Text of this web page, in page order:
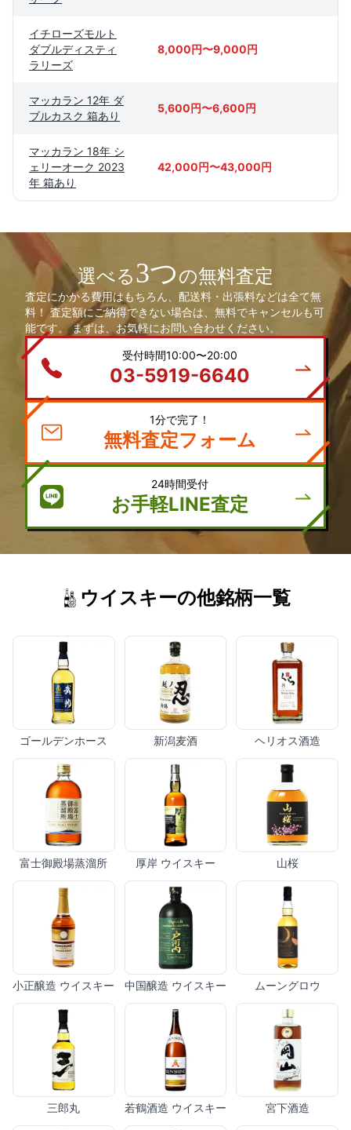
イチローズモルト
ダブルディスティ
ラリーズ
8,000円〜9,000円
マッカラン 12年 ダ
ブルカスク 箱あり
5,600円〜6,600円
マッカラン 18年 シ
ェリーオーク 2023
年 箱あり
42,000円〜43,000円
選べる3つの無料査定
査定にかかる費用はもちろん、配送料・出張料などは全て無
料！ 査定額にご納得できない場合は、無料でキャンセルも可
能です。 まずは、お気軽にお問い合わせください。
受付時間10:00〜20:00
03-5919-6640
1分で完了！
無料査定フォーム
24時間受付
お手軽LINE査定
ウイスキーの他銘柄一覧
ゴールデンホース 新潟麦酒 ヘリオス酒造
富士御殿場蒸溜所 厚岸 ウイスキー 山桜
小正醸造 ウイスキー 中国醸造 ウイスキー ムーングロウ
三郎丸 若鶴酒造 ウイスキー 宮下酒造